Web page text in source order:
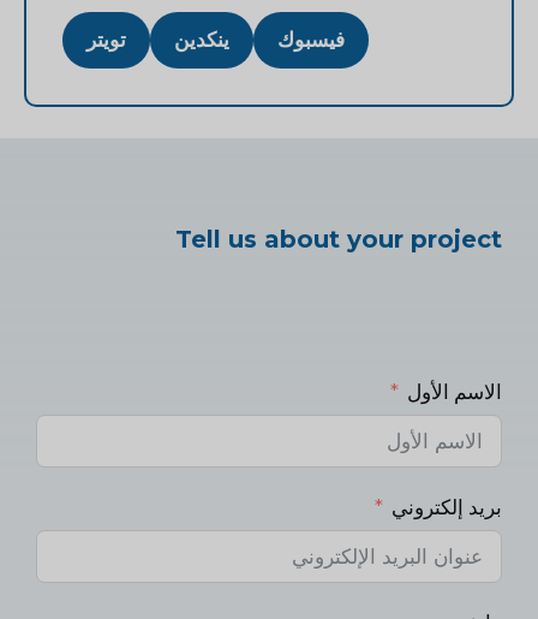
فيسبوك ينكدين تويتر
Tell us about your project
الاسم الأول
بريد إلكتروني